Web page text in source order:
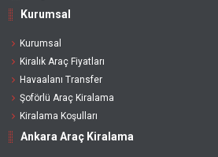
Kurumsal
Kurumsal
Kiralık Araç Fiyatları
Havaalanı Transfer
Şoförlü Araç Kiralama
Kiralama Koşulları
Ankara Araç Kiralama